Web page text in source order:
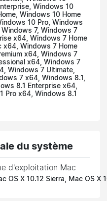
Windows 10
Windows 10 Home
10 Pro, Windows
7, Windows 7
x64, Windows 7 Home
x64, Windows 7 Home
x64, Windows 7
x64, Windows 7
Windows 7 Ultimate,
7 x64, Windows 8.1,
8.1 Enterprise x64,
Pro x64, Windows 8.1
du système
d'exploitation Mac
OS X 10.12 Sierra, Mac OS X